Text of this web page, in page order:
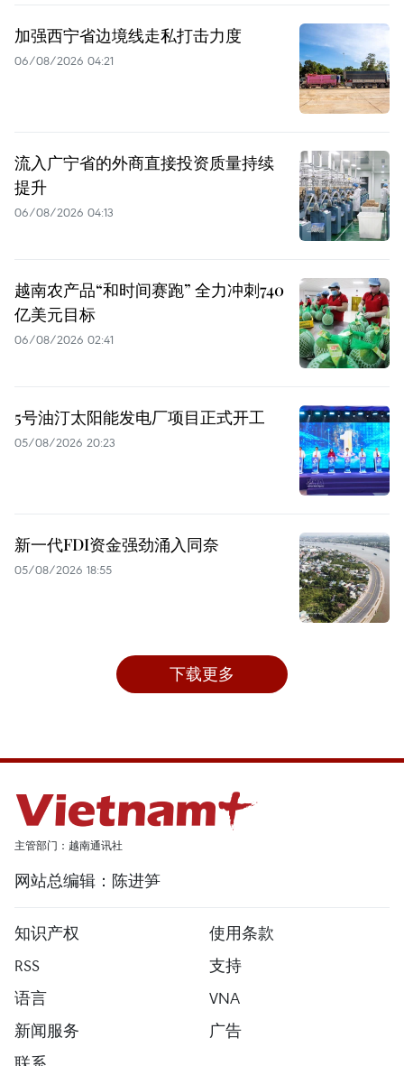
加强西宁省边境线走私打击力度
06/08/2026 04:21
流入广宁省的外商直接投资质量持续
提升
06/08/2026 04:13
越南农产品“和时间赛跑” 全力冲刺740
亿美元目标
06/08/2026 02:41
5号油汀太阳能发电厂项目正式开工
05/08/2026 20:23
新一代FDI资金强劲涌入同奈
05/08/2026 18:55
下载更多
主管部门：越南通讯社
网站总编辑：陈进笋
知识产权
使用条款
RSS
支持
语言
VNA
新闻服务
广告